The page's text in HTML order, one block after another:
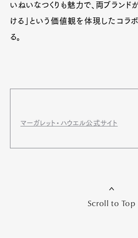
いねいなつくりも魅力で、両ブランド
ける」という価値観を体現したコラ
る。
マーガレット・ハウエル公式サイト
Scroll to Top